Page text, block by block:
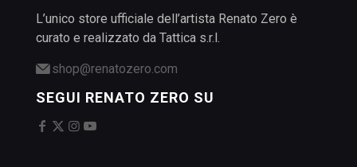
L’unico store ufficiale dell’artista Renato Zero è
curato e realizzato da Tattica s.r.l.
shop@renatozero.com
SEGUI RENATO ZERO SU